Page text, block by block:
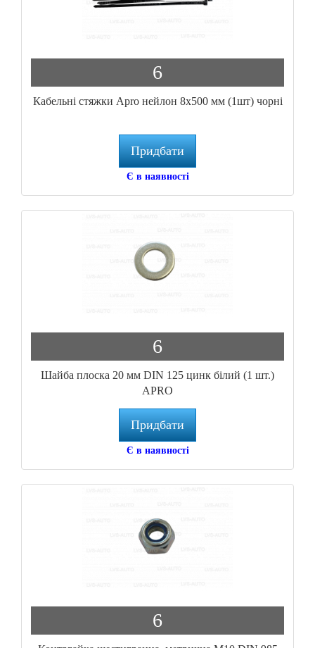
6
Кабельні стяжки Apro нейлон 8x500 мм (1шт) чорні
Придбати
Є в наявності
6
Шайба плоска 20 мм DIN 125 цинк білий (1 шт.)
APRO
Придбати
Є в наявності
6